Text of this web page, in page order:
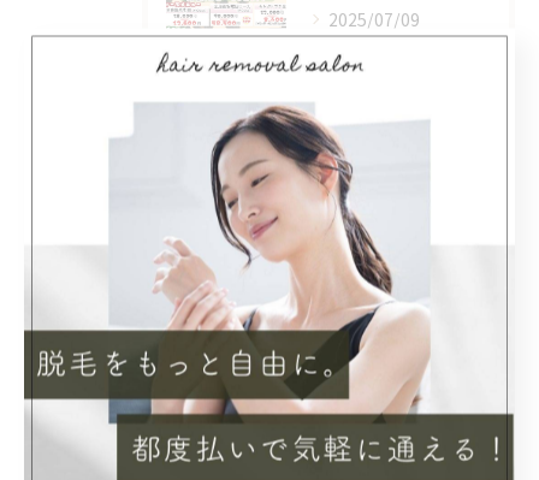
2025/07/09
2025/07/01
2025/07/01
タグ Tags